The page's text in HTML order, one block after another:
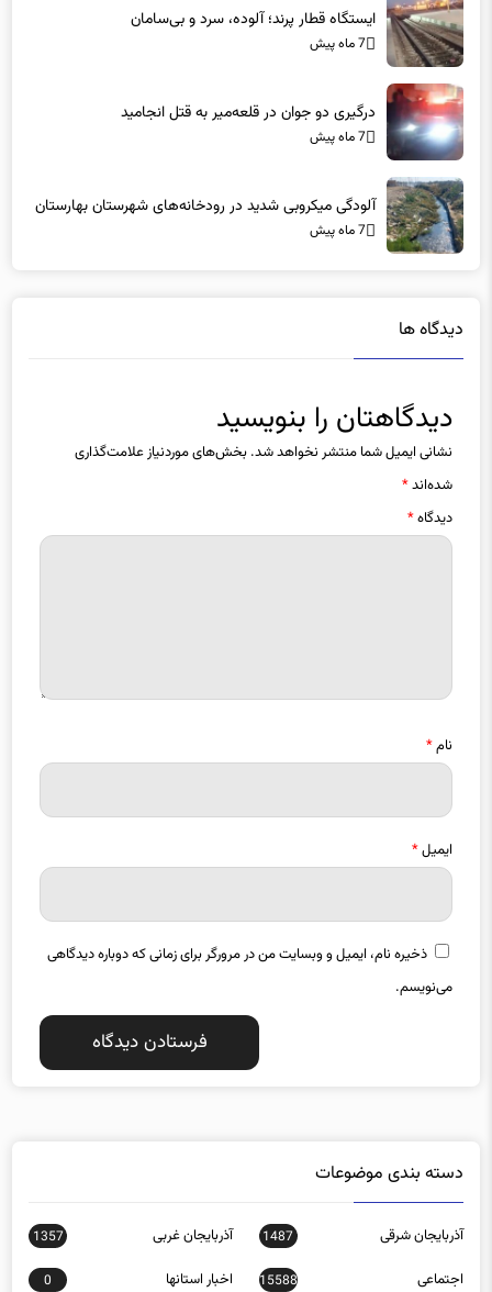
ایستگاه قطار پرند؛ آلوده، سرد و بی‌سامان
7 ماه پیش
درگیری دو جوان در قلعه‌میر به قتل انجامید
7 ماه پیش
آلودگی میکروبی شدید در رودخانه‌های شهرستان بهارستان
7 ماه پیش
دیدگاه ها
دیدگاهتان را بنویسید
نشانی ایمیل شما منتشر نخواهد شد. بخش‌های موردنیاز علامت‌گذاری
شده‌اند*
دیدگاه*
نام*
ایمیل*
ذخیره نام، ایمیل و وبسایت من در مرورگر برای زمانی که دوباره دیدگاهی
می‌نویسم.
دسته بندی موضوعات
آذربایجان شرقی 1487 آذربایجان غربی 1357
اجتماعی 15588 اخبار استانها 0